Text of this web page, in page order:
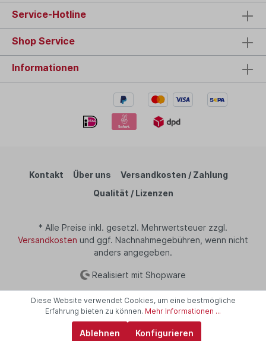
Service-Hotline
Shop Service
Informationen
Kontakt Über uns
Versandkosten / Zahlung
Qualität / Lizenzen
* Alle Preise inkl. gesetzl. Mehrwertsteuer zzgl.
Versandkosten und ggf. Nachnahmegebühren, wenn nicht
anders angegeben.
Realisiert mit Shopware
Diese Website verwendet Cookies, um eine bestmögliche
Erfahrung bieten zu können. Mehr Informationen ...
Ablehnen Konfigurieren